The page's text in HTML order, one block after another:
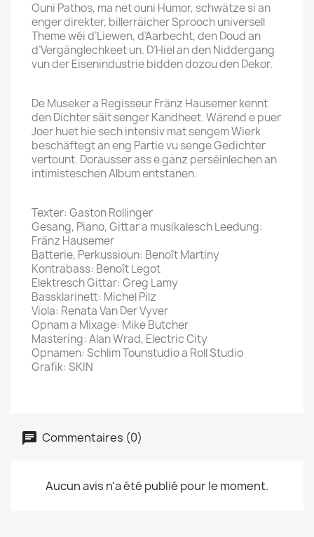
Ouni Pathos, ma net ouni Humor, schwätze si an
enger direkter, billerräicher Sprooch universell
Theme wéi d’Liewen, d’Aarbecht, den Doud an
d’Vergänglechkeet un. D’Hiel an den Niddergang
vun der Eisenindustrie bidden dozou den Dekor.
De Museker a Regisseur Fränz Hausemer kennt
den Dichter säit senger Kandheet. Wärend e puer
Joer huet hie sech intensiv mat sengem Wierk
beschäftegt an eng Partie vu senge Gedichter
vertount. Dorausser ass e ganz perséinlechen an
intimisteschen Album entstanen.
Texter: Gaston Rollinger
Gesang, Piano, Gittar a musikalesch Leedung:
Fränz Hausemer
Batterie, Perkussioun: Benoît Martiny
Kontrabass: Benoît Legot
Elektresch Gittar: Greg Lamy
Bassklarinett: Michel Pilz
Viola: Renata Van Der Vyver
Opnam a Mixage: Mike Butcher
Mastering: Alan Wrad, Electric City
Opnamen: Schlim Tounstudio a Roll Studio
Grafik: SKIN
Commentaires (0)
Aucun avis n'a été publié pour le moment.